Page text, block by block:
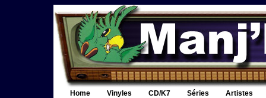
Home Vinyles CD/K7 Séries Artistes